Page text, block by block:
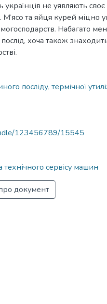
українців не уявляють
М‘ясо та яйця курей міцно
Набагато
хоча також
посліду, термічної
123456789/15545
технічного сервісу машин
документ